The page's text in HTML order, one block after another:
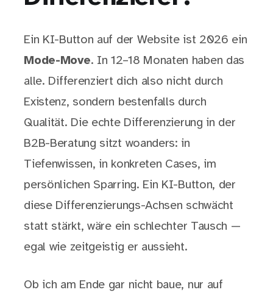
Ein KI-Button auf der Website ist 2026 ein
Mode-Move. In 12–18 Monaten haben das
alle. Differenziert dich also nicht durch
Existenz, sondern bestenfalls durch
Qualität. Die echte Differenzierung in der
B2B-Beratung sitzt woanders: in
Tiefenwissen, in konkreten Cases, im
persönlichen Sparring. Ein KI-Button, der
diese Differenzierungs-Achsen schwächt
statt stärkt, wäre ein schlechter Tausch —
egal wie zeitgeistig er aussieht.
Ob ich am Ende gar nicht baue, nur auf